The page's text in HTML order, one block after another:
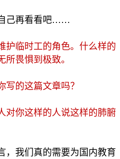
己再看看吧……
护临时工的角色。什么样的
畏惧到极致。
的这篇文章吗？
对你这样的人说这样的肺腑
，我们真的需要为国内教育